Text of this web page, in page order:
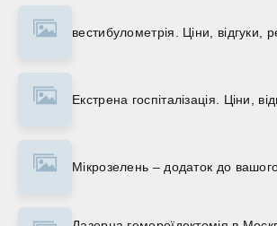
вестибулометрія. Ціни, відгуки,
Екстрена госпіталізація. Ціни,
Мікрозелень – додаток до